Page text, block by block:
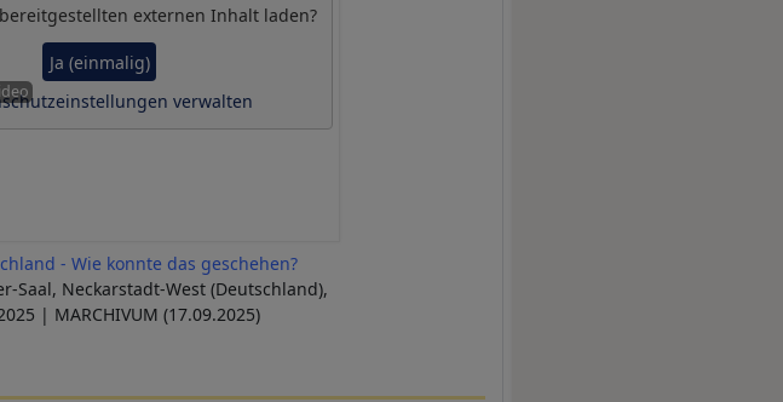
bereitgestellten externen Inhalt laden?
Ja (einmalig)
verwalten
- Wie konnte das geschehen?
Saal, Neckarstadt-West (Deutschland),
| MARCHIVUM (17.09.2025)